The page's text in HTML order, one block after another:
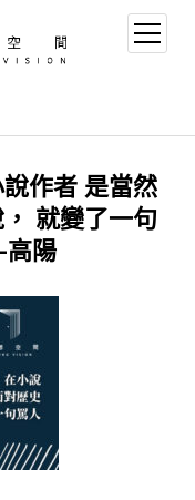
open
menu
作者 是當然
就變了一句
陽